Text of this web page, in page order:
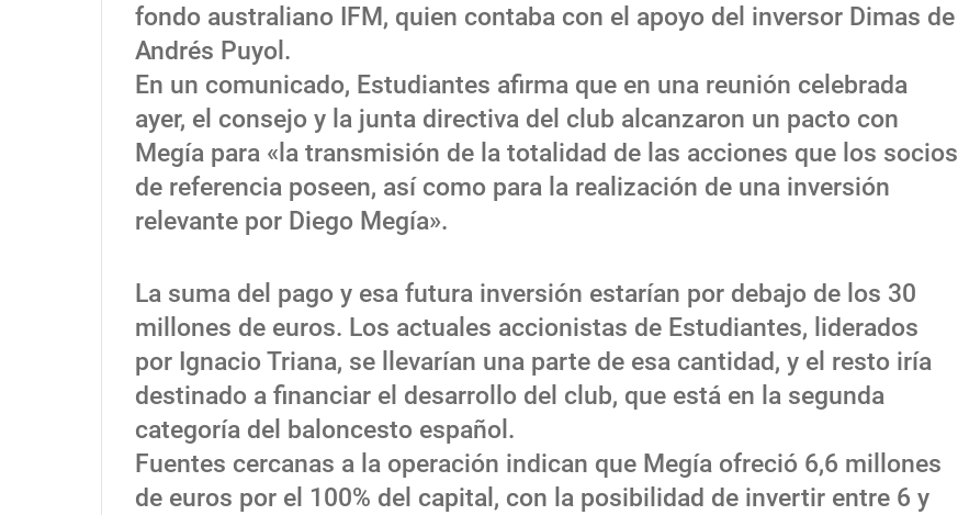
fondo australiano IFM, quien contaba con el apoyo del inversor Dimas de
Andrés Puyol.
En un comunicado, Estudiantes afirma que en una reunión celebrada
ayer, el consejo y la junta directiva del club alcanzaron un pacto con
Megía para «la transmisión de la totalidad de las acciones que los socios
de referencia poseen, así como para la realización de una inversión
relevante por Diego Megía».
La suma del pago y esa futura inversión estarían por debajo de los 30
millones de euros. Los actuales accionistas de Estudiantes, liderados
por Ignacio Triana, se llevarían una parte de esa cantidad, y el resto iría
destinado a financiar el desarrollo del club, que está en la segunda
categoría del baloncesto español.
Fuentes cercanas a la operación indican que Megía ofreció 6,6 millones
de euros por el 100% del capital, con la posibilidad de invertir entre 6 y